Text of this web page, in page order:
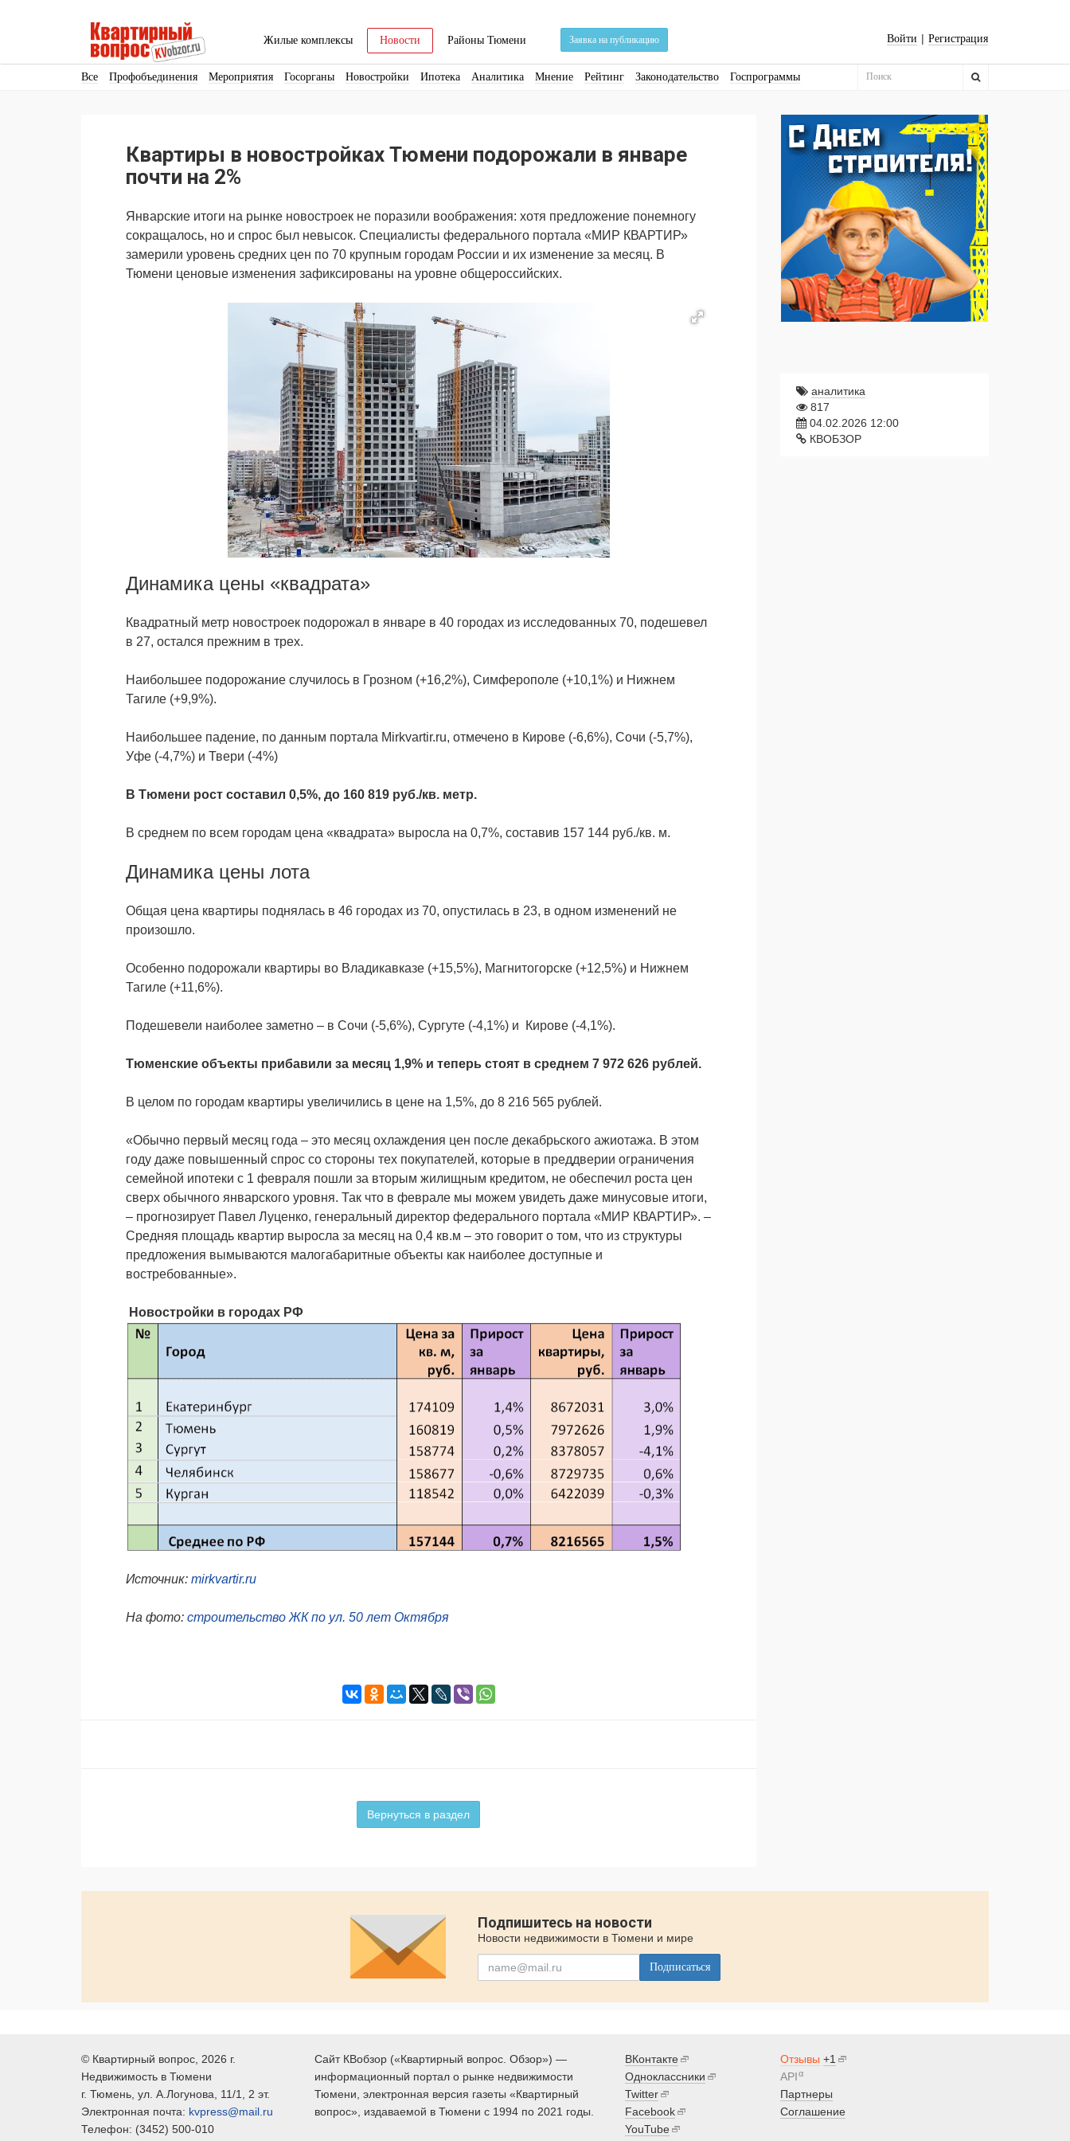
Жилые комплексы Новости Районы Тюмени Заявка на публикацию Войти | Регистрация
Все Профобъединения Мероприятия Госорганы Новостройки Ипотека Аналитика Мнение Рейтинг Законодательство Госпрограммы
Квартиры в новостройках Тюмени подорожали в январе
почти на 2%
Январские итоги на рынке новостроек не поразили воображения: хотя предложение понемногу
сокращалось, но и спрос был невысок. Специалисты федерального портала «МИР КВАРТИР»
замерили уровень средних цен по 70 крупным городам России и их изменение за месяц. В
Тюмени ценовые изменения зафиксированы на уровне общероссийских.
Динамика цены «квадрата»
Квадратный метр новостроек подорожал в январе в 40 городах из исследованных 70, подешевел
в 27, остался прежним в трех.
Наибольшее подорожание случилось в Грозном (+16,2%), Симферополе (+10,1%) и Нижнем
Тагиле (+9,9%).
Наибольшее падение, по данным портала Mirkvartir.ru, отмечено в Кирове (-6,6%), Сочи (-5,7%),
Уфе (-4,7%) и Твери (-4%)
В Тюмени рост составил 0,5%, до 160 819 руб./кв. метр.
В среднем по всем городам цена «квадрата» выросла на 0,7%, составив 157 144 руб./кв. м.
Динамика цены лота
Общая ценa квартиры поднялась в 46 городах из 70, опустилась в 23, в одном изменений не
произошло.
Особенно подорожали квартиры во Владикавказе (+15,5%), Магнитогорске (+12,5%) и Нижнем
Тагиле (+11,6%).
Подешевели наиболее заметно – в Сочи (-5,6%), Сургуте (-4,1%) и Кирове (-4,1%).
Тюменские объекты прибавили за месяц 1,9% и теперь стоят в среднем 7 972 626 рублей.
В целом по городам квартиры увеличились в цене на 1,5%, до 8 216 565 рублей.
«Обычно первый месяц года – это месяц охлаждения цен после декабрьского ажиотажа. В этом
году даже повышенный спрос со стороны тех покупателей, которые в преддверии ограничения
семейной ипотеки с 1 февраля пошли за вторым жилищным кредитом, не обеспечил роста цен
сверх обычного январского уровня. Так что в феврале мы можем увидеть даже минусовые итоги,
– прогнозирует Павел Луценко, генеральный директор федерального портала «МИР КВАРТИР». –
Средняя площадь квартир выросла за месяц на 0,4 кв.м – это говорит о том, что из структуры
предложения вымываются малогабаритные объекты как наиболее доступные и
востребованные».
Новостройки в городах РФ
Источник: mirkvartir.ru
На фото: строительство ЖК по ул. 50 лет Октября
Вернуться в раздел
аналитика
817
04.02.2026 12:00
КВОБЗОР
Подпишитесь на новости
Новости недвижимости в Тюмени и мире
Подписаться
© Квартирный вопрос, 2026 г.
Недвижимость в Тюмени
г. Тюмень, ул. А.Логунова, 11/1, 2 эт.
Электронная почта: kvpress@mail.ru
Телефон: (3452) 500-010
Сайт КВобзор («Квартирный вопрос. Обзор») —
информационный портал о рынке недвижимости
Тюмени, электронная версия газеты «Квартирный
вопрос», издаваемой в Тюмени с 1994 по 2021 годы.
ВКонтакте
Одноклассники
Twitter
Facebook
YouTube
Отзывы +1
APIα
Партнеры
Соглашение